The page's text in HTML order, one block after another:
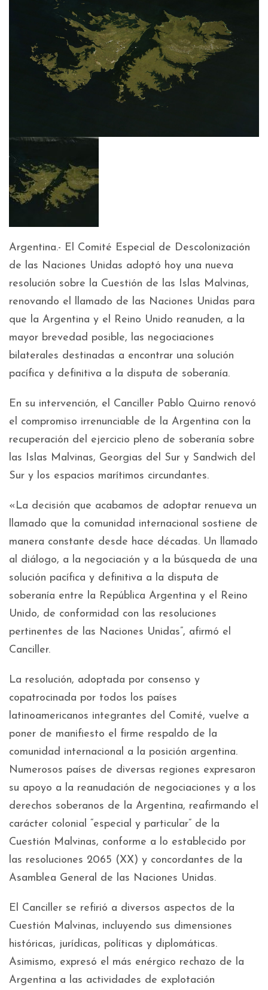
Argentina.- El Comité Especial de Descolonización
de las Naciones Unidas adoptó hoy una nueva
resolución sobre la Cuestión de las Islas Malvinas,
renovando el llamado de las Naciones Unidas para
que la Argentina y el Reino Unido reanuden, a la
mayor brevedad posible, las negociaciones
bilaterales destinadas a encontrar una solución
pacífica y definitiva a la disputa de soberanía.
En su intervención, el Canciller Pablo Quirno renovó
el compromiso irrenunciable de la Argentina con la
recuperación del ejercicio pleno de soberanía sobre
las Islas Malvinas, Georgias del Sur y Sandwich del
Sur y los espacios marítimos circundantes.
«La decisión que acabamos de adoptar renueva un
llamado que la comunidad internacional sostiene de
manera constante desde hace décadas. Un llamado
al diálogo, a la negociación y a la búsqueda de una
solución pacífica y definitiva a la disputa de
soberanía entre la República Argentina y el Reino
Unido, de conformidad con las resoluciones
pertinentes de las Naciones Unidas”, afirmó el
Canciller.
La resolución, adoptada por consenso y
copatrocinada por todos los países
latinoamericanos integrantes del Comité, vuelve a
poner de manifiesto el firme respaldo de la
comunidad internacional a la posición argentina.
Numerosos países de diversas regiones expresaron
su apoyo a la reanudación de negociaciones y a los
derechos soberanos de la Argentina, reafirmando el
carácter colonial “especial y particular” de la
Cuestión Malvinas, conforme a lo establecido por
las resoluciones 2065 (XX) y concordantes de la
Asamblea General de las Naciones Unidas.
El Canciller se refirió a diversos aspectos de la
Cuestión Malvinas, incluyendo sus dimensiones
históricas, jurídicas, políticas y diplomáticas.
Asimismo, expresó el más enérgico rechazo de la
Argentina a las actividades de explotación